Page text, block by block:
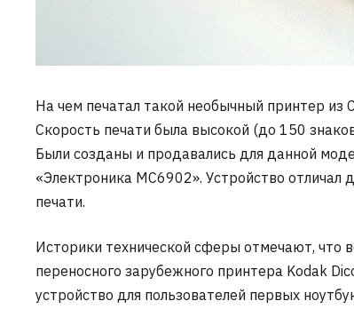
На чем печатал такой необычный принтер из
Скорость печати была высокой (до 150
Были созданы и продавались для данной
«Электроника МС6902». Устройство отличал
печати.
Историки технической сферы отмечают, что
переносного зарубежного принтера Kodak
устройство для пользователей первых